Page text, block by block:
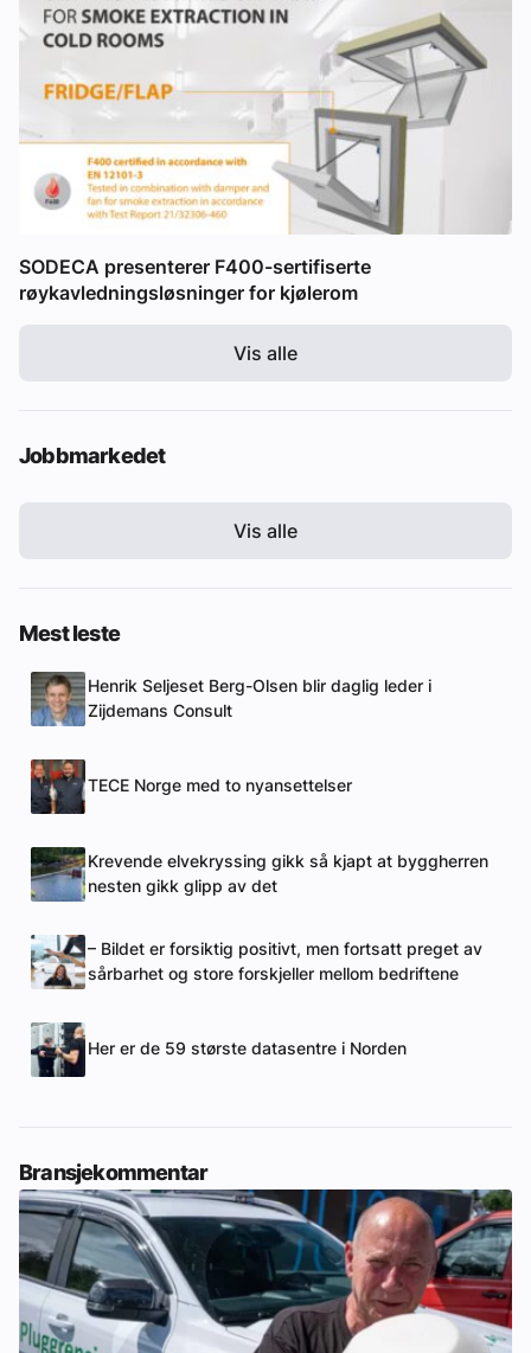
SODECA presenterer F400-sertifiserte
røykavledningsløsninger for kjølerom
Vis alle
Jobbmarkedet
Vis alle
Mest leste
Henrik Seljeset Berg-Olsen blir daglig leder i
Zijdemans Consult
TECE Norge med to nyansettelser
Krevende elvekryssing gikk så kjapt at byggherren
nesten gikk glipp av det
– Bildet er forsiktig positivt, men fortsatt preget av
sårbarhet og store forskjeller mellom bedriftene
Her er de 59 største datasentre i Norden
Bransjekommentar